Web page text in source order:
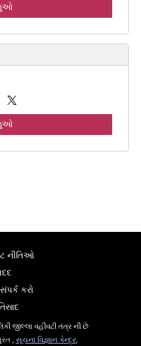
નીતિઓ
કરો
જીલ્લા વહીવટી તંત્ર ની છે
, સૂચના વિજ્ઞાન કેન્દ્ર,